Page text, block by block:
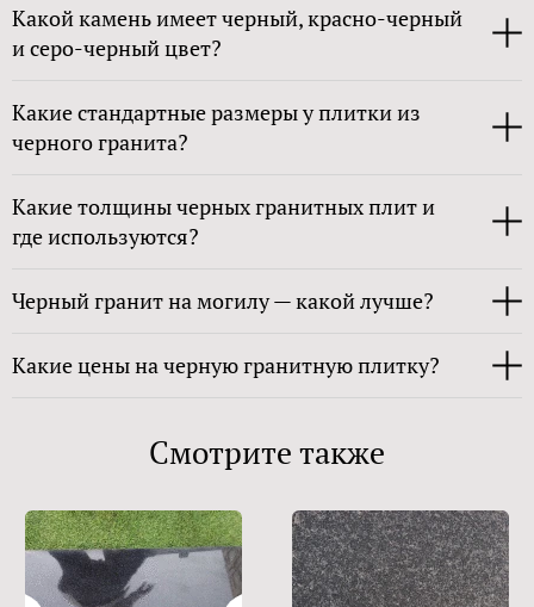
Какой камень имеет черный, красно-черный
и серо-черный цвет?
Какие стандартные размеры у плитки из
черного гранита?
Какие толщины черных гранитных плит и
где используются?
Черный гранит на могилу — какой лучше?
Какие цены на черную гранитную плитку?
Смотрите также